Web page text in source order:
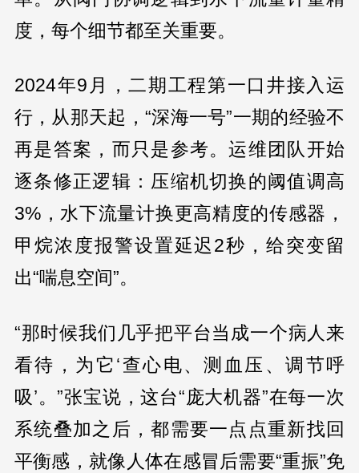
度，每个细节都至关重要。
2024年9月，二期工程第一口井接入运
行，从那天起，“深海一号”一期的经验不
再是答案，而只是参考。运维团队开始
逐条修正逻辑：压缩机切换的阈值调高
3%，水下流量计换更高精度的传感器，
甲烷浓度报警设置延迟2秒，给突变留
出“喘息空间”。
“那时候我们几乎把平台当成一个病人来
看待，为它‘查心电、测血压、调节呼
吸’。”张宝说，这台“庞大机器”在每一次
系统叠加之后，都需要一点点重新找回
平衡感，就像人体在感冒后需要“重振”免